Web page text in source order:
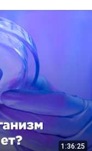
1:36:25